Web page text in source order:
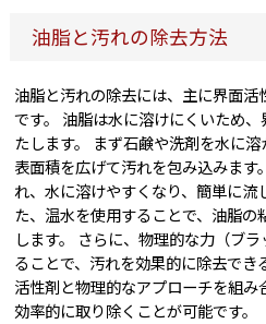
油脂と汚れの除去方法
油脂と汚れの除去には、主に界面
です。 油脂は水に溶けにくいため
たします。 まず石鹸や洗剤を水に
表面積を広げて汚れを包み込みます
れ、水に溶けやすくなり、簡単に流
た、温水を使用することで、油脂
します。 さらに、物理的な力（ブ
ることで、汚れを効果的に除去で
活性剤と物理的なアプローチを組
効率的に取り除くことが可能です。